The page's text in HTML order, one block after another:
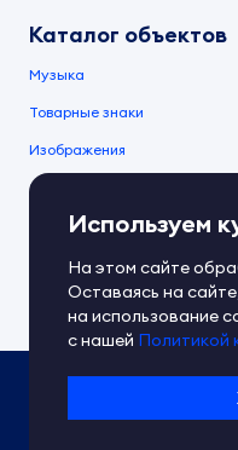
Каталог объектов
Музыка
Товарные знаки
Изображения
О компании
О сервисе
Документы IPEX
Контакты
Политика IPEX по обработке ПД
Условия использования платформы
Используем
На этом сайте
Оставаясь на
на использование
с нашей Политикой